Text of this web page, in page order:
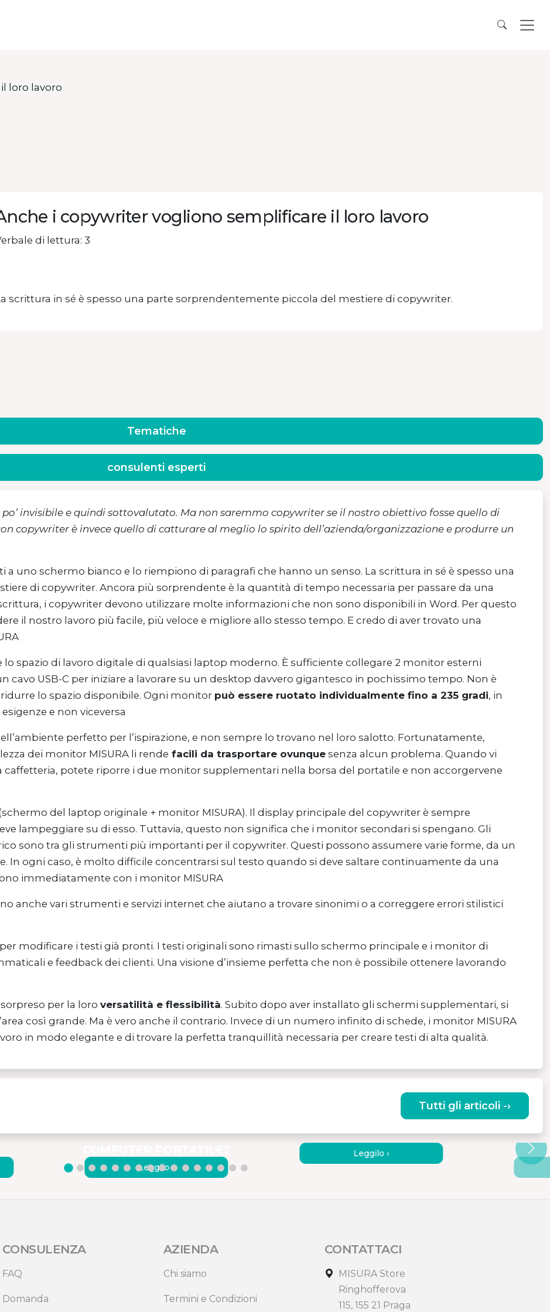
loro lavoro
i copywriter vogliono semplificare il loro lavoro
di lettura: 3
scrittura in sé è spesso una parte sorprendentemente piccola del mestiere di copywriter.
invisibile e quindi sottovalutato. Ma non saremmo copywriter se il nostro obiettivo fosse quello di
copywriter è invece quello di catturare al meglio lo spirito dell’azienda/organizzazione e produrre un
a uno schermo bianco e lo riempiono di paragrafi che hanno un senso. La scrittura in sé è spesso una
di copywriter. Ancora più sorprendente è la quantità di tempo necessaria per passare da una
i copywriter devono utilizzare molte informazioni che non sono disponibili in Word. Per questo
il nostro lavoro più facile, più veloce e migliore allo stesso tempo. E credo di aver trovato una
spazio di lavoro digitale di qualsiasi laptop moderno. È sufficiente collegare 2 monitor esterni
USB-C per iniziare a lavorare su un desktop davvero gigantesco in pochissimo tempo. Non è
lo spazio disponibile. Ogni monitor può essere ruotato individualmente fino a 235 gradi, in
e non viceversa
perfetto per l’ispirazione, e non sempre lo trovano nel loro salotto. Fortunatamente,
dei monitor MISURA li rende facili da trasportare ovunque senza alcun problema. Quando vi
caffetteria, potete riporre i due monitor supplementari nella borsa del portatile e non accorgervene
del laptop originale + monitor MISURA). Il display principale del copywriter è sempre
lampeggiare su di esso. Tuttavia, questo non significa che i monitor secondari si spengano. Gli
sono tra gli strumenti più importanti per il copywriter. Questi possono assumere varie forme, da un
In ogni caso, è molto difficile concentrarsi sul testo quando si deve saltare continuamente da una
immediatamente con i monitor MISURA
anche vari strumenti e servizi internet che aiutano a trovare sinonimi o a correggere errori stilistici
modificare i testi già pronti. I testi originali sono rimasti sullo schermo principale e i monitor di
e feedback dei clienti. Una visione d’insieme perfetta che non è possibile ottenere lavorando
per la loro versatilità e flessibilità. Subito dopo aver installato gli schermi supplementari, si
così grande. Ma è vero anche il contrario. Invece di un numero infinito di schede, i monitor MISURA
in modo elegante e di trovare la perfetta tranquillità necessaria per creare testi di alta qualità.
Tematiche
consulenti esperti
Tutti gli articoli -›
MONITOR MISURA A UN
Leggilo ›
COME LAVORARE IN MODO
EFFICIENTE AL COTTAGE?
Leggilo ›
CONSULENZA
FAQ
Domanda
AZIENDA
Chi siamo
Termini e Condizioni
CONTATTACI
MISURA Store
Ringhofferova
115, 155 21 Praga